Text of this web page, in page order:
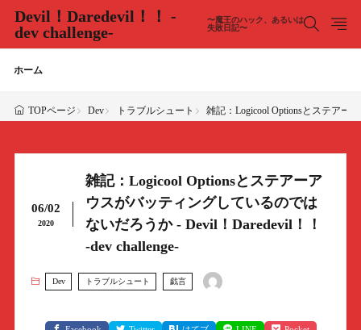
Devil！Daredevil！！ -
dev challenge-
〜魔王のハック、あるいは
失敗日記〜
ホーム
TOPページ Dev トラブルシュート 雑記：Logicool Optionsとステアー
06/02
2020
雑記：Logicool Optionsとステアーア
ウスがバッティングしているのでは
ないだろうか - Devil！Daredevil！！
-dev challenge-
Dev トラブルシュート 戯言